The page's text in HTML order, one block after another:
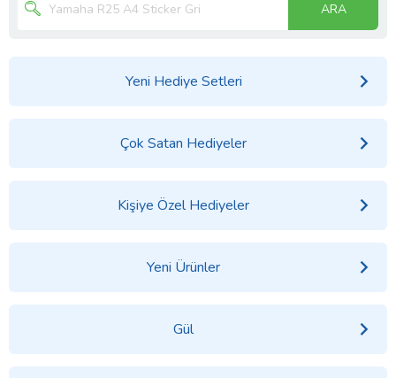
ARA
Yeni Hediye Setleri
Çok Satan Hediyeler
Kişiye Özel Hediyeler
Yeni Ürünler
Gül